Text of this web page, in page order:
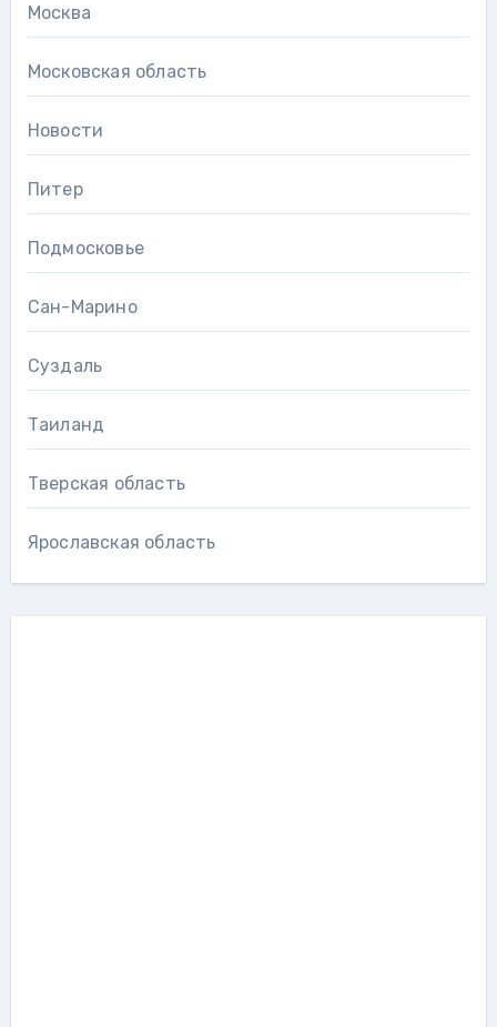
Москва
Московская область
Новости
Питер
Подмосковье
Сан-Марино
Суздаль
Таиланд
Тверская область
Ярославская область